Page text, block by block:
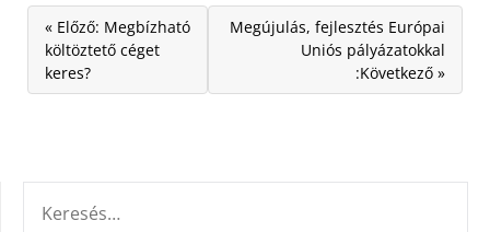
« Előző: Megbízható
költöztető céget
keres?
Megújulás, fejlesztés Európai
Uniós pályázatokkal
:Következő »